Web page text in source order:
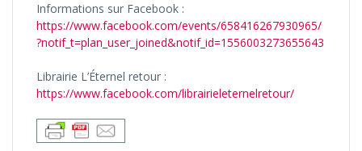
Informations sur Facebook :
https://www.facebook.com/events/658416267930965/
?notif_t=plan_user_joined&notif_id=1556003273655643
Librairie L’Éternel retour :
https://www.facebook.com/librairieleternelretour/